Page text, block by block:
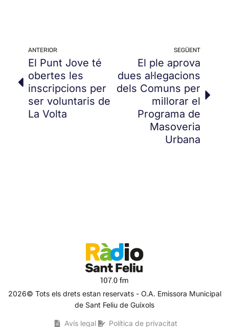
ANTERIOR
El Punt Jove té
obertes les
inscripcions per
ser voluntaris de
La Volta
SEGÜENT
El ple aprova
dues al·legacions
dels Comuns per
millorar el
Programa de
Masoveria
Urbana
2026© Tots els drets estan reservats - O.A. Emissora Municipal
de Sant Feliu de Guíxols
Avís legal Política de privacitat